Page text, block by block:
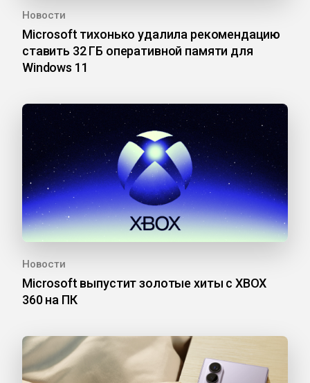
Новости
Microsoft тихонько удалила рекомендацию
ставить 32 ГБ оперативной памяти для
Windows 11
Новости
Microsoft выпустит золотые хиты с XBOX
360 на ПК